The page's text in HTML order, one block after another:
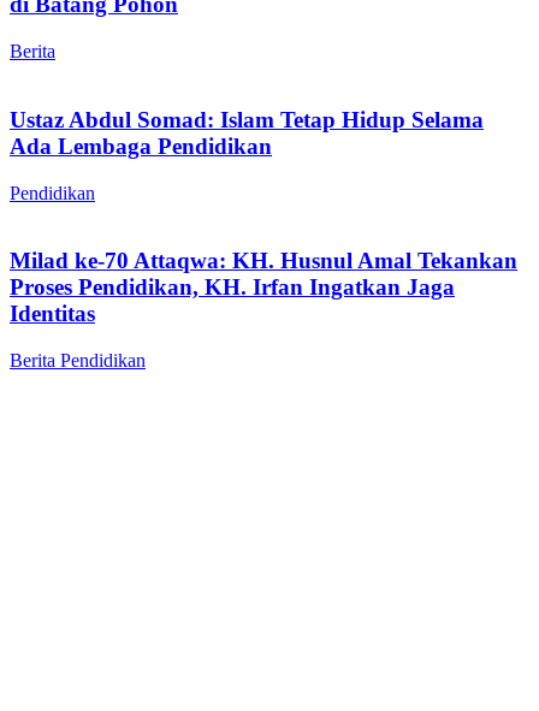
Berita
Ustaz Abdul Somad: Islam Tetap Hidup Selama
Ada Lembaga Pendidikan
Pendidikan
Milad ke-70 Attaqwa: KH. Husnul Amal Tekankan
Proses Pendidikan, KH. Irfan Ingatkan Jaga
Identitas
Berita Pendidikan